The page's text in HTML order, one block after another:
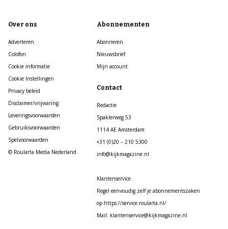
Over ons
Adverteren
Colofon
Cookie informatie
Cookie Instellingen
Privacy beleid
Disclaimer/vrijwaring
Leveringsvoorwaarden
Gebruiksvoorwaarden
Spelvoorwaarden
© Roularta Media Nederland
Abonnementen
Abonneren
Nieuwsbrief
Mijn account
Contact
Redactie
Spaklerweg 53
1114 AE Amsterdam
+31 (0)20 – 210 5300
info@kijkmagazine.nl
Klantenservice
Regel eenvoudig zelf je abonnementszaken
op https://service.roularta.nl/
Mail: klantenservice@kijkmagazine.nl